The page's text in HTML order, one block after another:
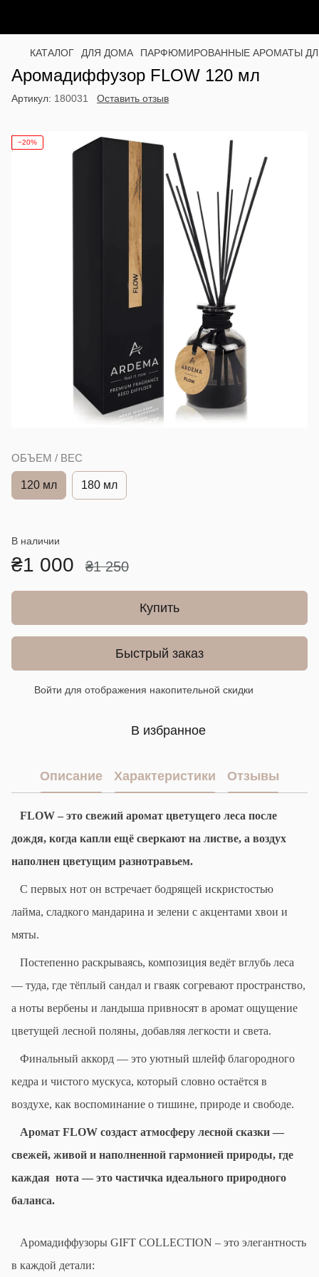
КАТАЛОГ ДЛЯ ДОМА ПАРФЮМИРОВАННЫЕ АРОМАТЫ
Аромадиффузор FLOW 120 мл
Артикул: 180031 Оставить отзыв
−20%
ОБЪЕМ / ВЕС
120 мл 180 мл
В наличии
₴1 000 ₴1 250
Купить
Быстрый заказ
Войти для отображения накопительной скидки
В избранное
Описание Характеристики Отзывы
FLOW – это свежий аромат цветущего леса после
дождя, когда капли ещё сверкают на листве, а воздух
наполнен цветущим разнотравьем.
С первых нот он встречает бодрящей искристостью
лайма, сладкого мандарина и зелени с акцентами хвои и
мяты.
Постепенно раскрываясь, композиция ведёт вглубь леса
— туда, где тёплый сандал и гваяк согревают пространство,
а ноты вербены и ландыша привносят в аромат ощущение
цветущей лесной поляны, добавляя легкости и света.
Финальный аккорд — это уютный шлейф благородного
кедра и чистого мускуса, который словно остаётся в
воздухе, как воспоминание о тишине, природе и свободе.
Аромат FLOW создаст атмосферу лесной сказки —
свежей, живой и наполненной гармонией природы, где
каждая нота — это частичка идеального природного
баланса.
Аромадиффузоры GIFT COLLECTION – это элегантность
в каждой детали: